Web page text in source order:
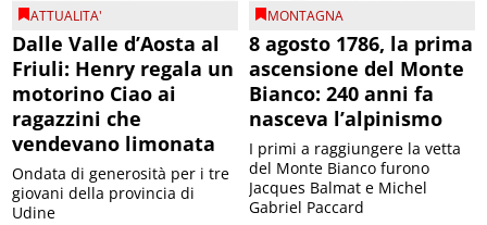
ATTUALITA'
Dalle Valle d’Aosta al
Friuli: Henry regala un
motorino Ciao ai
ragazzini che
vendevano limonata
Ondata di generosità per i tre
giovani della provincia di
Udine
MONTAGNA
8 agosto 1786, la prima
ascensione del Monte
Bianco: 240 anni fa
nasceva l’alpinismo
I primi a raggiungere la vetta
del Monte Bianco furono
Jacques Balmat e Michel
Gabriel Paccard